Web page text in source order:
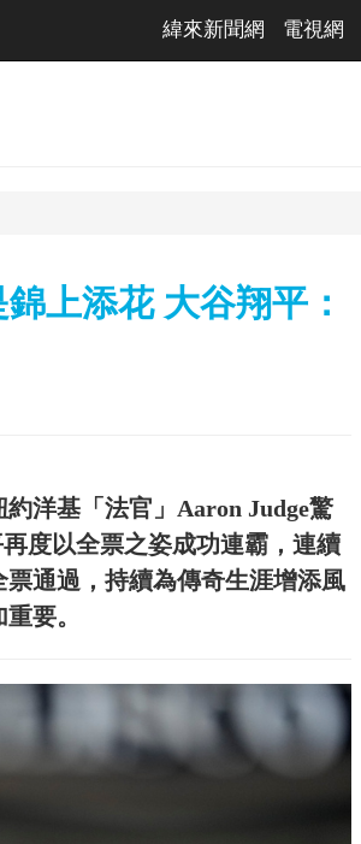
緯來新聞網 電視網
上添花 大谷翔平：
洋基「法官」Aaron Judge驚
度以全票之姿成功連霸，連續
通過，持續為傳奇生涯增添風
要。